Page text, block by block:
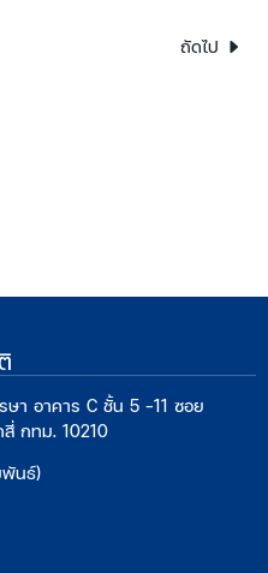
ถัดไป
า อาคาร C ชั้น 5 -11 ซอย
กทม. 10210
พันธ์)